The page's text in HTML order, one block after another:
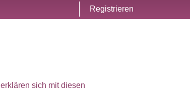
Registrieren
sich mit diesen